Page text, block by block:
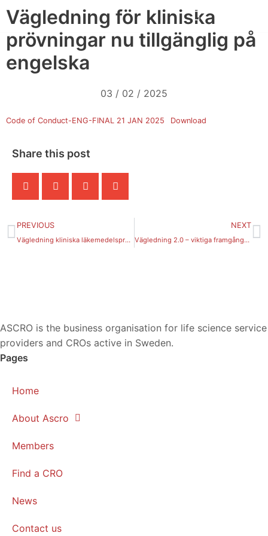
Skip
content
Vägledning för kliniska
prövningar nu tillgänglig på
engelska
03 / 02 / 2025
Code of Conduct-ENG-FINAL 21 JAN 2025 Download
Share this post
Prev
PREVIOUS
Vägledning kliniska läkemedelsprövningar
NEXT
Vägledning 2.0 – viktiga framgångsfaktorer när kliniska läkemdelsprövningar initieras och genomförs i Sverige
ASCRO is the business organisation for life science service
providers and CROs active in Sweden.
Pages
Home
About Ascro
Members
Find a CRO
News
Contact us